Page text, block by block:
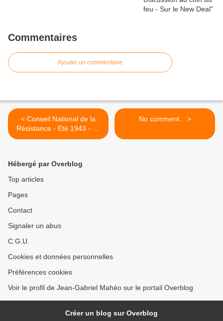
Commentaires
Ajouter un commentaire
< Conseil National de la
Résistance - Eté 1943 - La
haute trahison des trusts,
No comment... >
Hébergé par Overblog
Top articles
Pages
Contact
Signaler un abus
C.G.U.
Cookies et données personnelles
Préférences cookies
Voir le profil de Jean-Gabriel Mahéo sur le portail Overblog
Créer un blog sur Overblog